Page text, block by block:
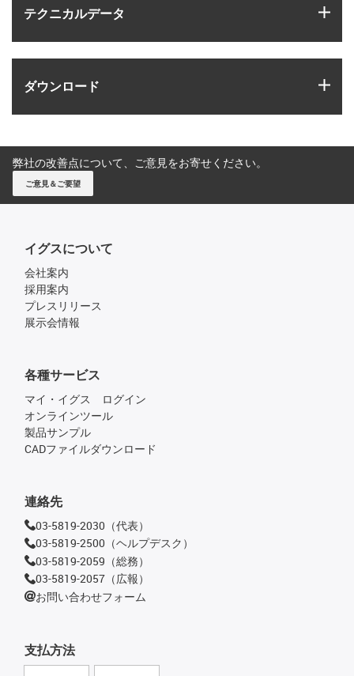
テクニカルデータ
ダウンロード
弊社の改善点について、ご意見をお寄せください。
ご意見＆ご要望
イグスについて
会社案内
採用案内
プレスリリース
展示会情報
支払方法
各種サービス
マイ・イグス ログイン
オンラインツール
製品サンプル
CADファイルダウンロード
連絡先
03-5819-2030（代表）
03-5819-2500（ヘルプデスク）
03-5819-2059（総務）
03-5819-2057（広報）
お問い合わせフォーム